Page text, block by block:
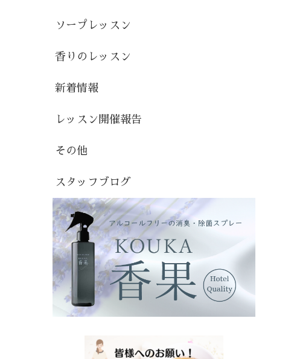
ソープレッスン
香りのレッスン
新着情報
レッスン開催報告
その他
スタッフブログ